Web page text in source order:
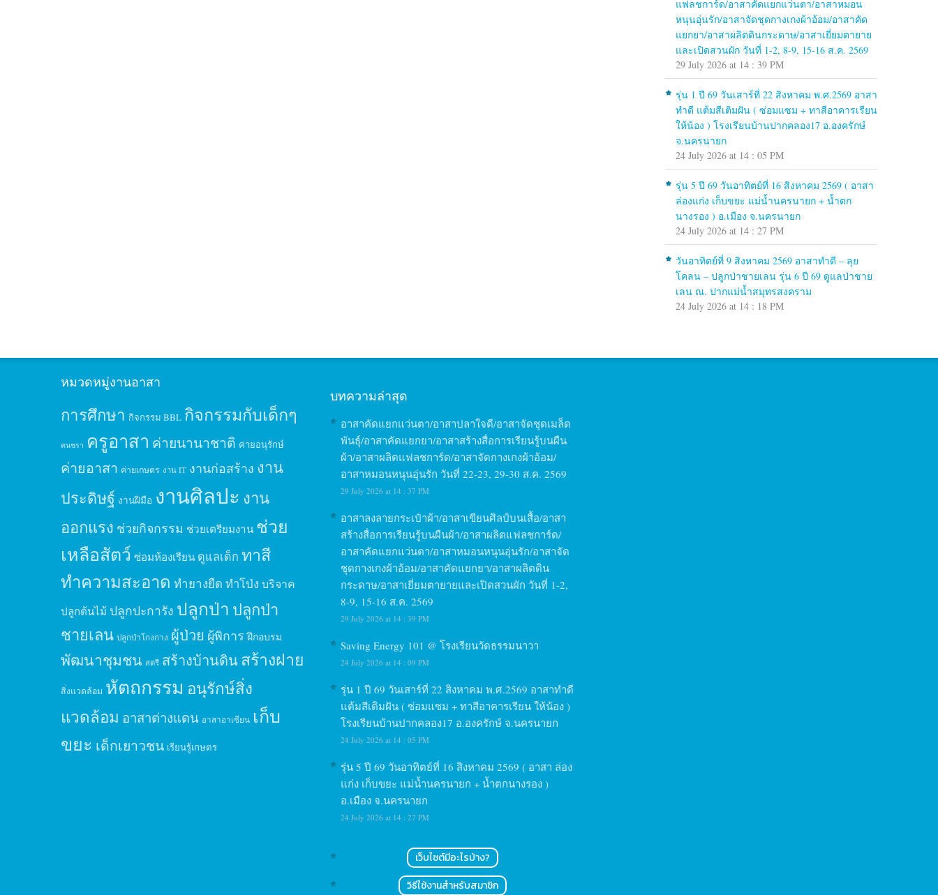
แฟลชการ์ด/อาสาคัดแยกแว่นตา/อาสาหมอน
หนุนอุ่นรัก/อาสาจัดชุดกางเกงผ้าอ้อม/อาสาคัด
แยกยา/อาสาผลิตดินกระดาษ/อาสาเยี่ยมตายาย
และเปิดสวนผัก วันที่ 1-2, 8-9, 15-16 ส.ค. 2569
29 July 2026 at 14 : 39 PM
รุ่น 1 ปี 69 วันเสาร์ที่ 22 สิงหาคม พ.ศ.2569 อาสา
ทำดี แต้มสีเติมฝัน ( ซ่อมแซม + ทาสีอาคารเรียน
ให้น้อง ) โรงเรียนบ้านปากคลอง17 อ.องครักษ์
จ.นครนายก
24 July 2026 at 14 : 05 PM
รุ่น 5 ปี 69 วันอาทิตย์ที่ 16 สิงหาคม 2569 ( อาสา
ล่องแก่ง เก็บขยะ แม่น้ำนครนายก + น้ำตก
นางรอง ) อ.เมือง จ.นครนายก
24 July 2026 at 14 : 27 PM
วันอาทิตย์ที่ 9 สิงหาคม 2569 อาสาทำดี – ลุย
โคลน – ปลูกป่าชายเลน รุ่น 6 ปี 69 ดูแลป่าชาย
เลน ณ. ปากแม่น้ำสมุทรสงคราม
24 July 2026 at 14 : 18 PM
หมวดหมู่งานอาสา
การศึกษา กิจกรรม BBL กิจกรรมกับเด็กๆ
คนชรา ครูอาสา ค่ายนานาชาติ ค่ายอนุรักษ์
ค่ายอาสา ค่ายเกษตร งาน IT งานก่อสร้าง งาน
ประดิษฐ์ งานฝีมือ งานศิลปะ งาน
ออกแรง ช่วยกิจกรรม ช่วยเตรียมงาน ช่วย
เหลือสัตว์ ซ่อมห้องเรียน ดูแลเด็ก ทาสี
ทำความสะอาด ทำยางยืด ทำโป่ง บริจาค
ปลูกต้นไม้ ปลูกปะการัง ปลูกป่า ปลูกป่า
ชายเลน ปลูกป่าโกงกาง ผู้ป่วย ผู้พิการ ฝึกอบรม
พัฒนาชุมชน สตรี สร้างบ้านดินสร้างฝาย
สิ่งแวดล้อม หัตถกรรม อนุรักษ์สิ่ง
แวดล้อม อาสาต่างแดน อาสาอาเซียน เก็บ
ขยะ เด็กเยาวชน เรียนรู้เกษตร
บทความล่าสุด
อาสาคัดแยกแว่นตา/อาสาปลาใจดี/อาสาจัดชุดเมล็ด
พันธุ์/อาสาคัดแยกยา/อาสาสร้างสื่อการเรียนรู้บนผืน
ผ้า/อาสาผลิตแฟลชการ์ด/อาสาจัดกางเกงผ้าอ้อม/
อาสาหมอนหนุนอุ่นรัก วันที่ 22-23, 29-30 ส.ค. 2569
29 July 2026 at 14 : 37 PM
อาสาลงลายกระเป๋าผ้า/อาสาเขียนศิลป์บนเสื้อ/อาสา
สร้างสื่อการเรียนรู้บนผืนผ้า/อาสาผลิตแฟลชการ์ด/
อาสาคัดแยกแว่นตา/อาสาหมอนหนุนอุ่นรัก/อาสาจัด
ชุดกางเกงผ้าอ้อม/อาสาคัดแยกยา/อาสาผลิตดิน
กระดาษ/อาสาเยี่ยมตายายและเปิดสวนผัก วันที่ 1-2,
8-9, 15-16 ส.ค. 2569
29 July 2026 at 14 : 39 PM
Saving Energy 101 @ โรงเรียนวัดธรรมนาวา
24 July 2026 at 14 : 09 PM
รุ่น 1 ปี 69 วันเสาร์ที่ 22 สิงหาคม พ.ศ.2569 อาสาทำดี
แต้มสีเติมฝัน ( ซ่อมแซม + ทาสีอาคารเรียน ให้น้อง )
โรงเรียนบ้านปากคลอง17 อ.องครักษ์ จ.นครนายก
24 July 2026 at 14 : 05 PM
รุ่น 5 ปี 69 วันอาทิตย์ที่ 16 สิงหาคม 2569 ( อาสา ล่อง
แก่ง เก็บขยะ แม่น้ำนครนายก + น้ำตกนางรอง )
อ.เมือง จ.นครนายก
24 July 2026 at 14 : 27 PM
เว็บไซต์มีอะไรบ้าง?
วิธีใช้งานสำหรับสมาชิก